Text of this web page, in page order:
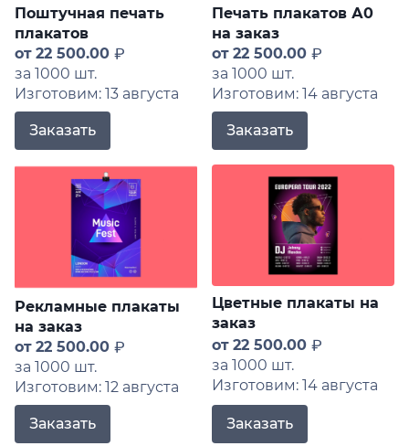
Поштучная печать
плакатов
от 22 500.00
за 1000 шт.
Изготовим: 13 августа
Заказать
Печать плакатов А0
на заказ
от 22 500.00
за 1000 шт.
Изготовим: 14 августа
Заказать
Рекламные плакаты
на заказ
от 22 500.00
за 1000 шт.
Изготовим: 12 августа
Заказать
Цветные плакаты на
заказ
от 22 500.00
за 1000 шт.
Изготовим: 14 августа
Заказать